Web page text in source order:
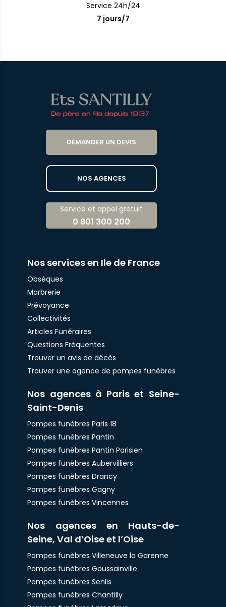
Service 24h/24
7 jours/7
DEMANDER UN DEVIS
NOS AGENCES
Service et appel gratuit
0 801 300 200
Nos services en Ile de France
Obsèques
Marbrerie
Prévoyance
Collectivités
Articles Funéraires
Questions Fréquentes
Trouver un avis de décès
Trouver une agence de pompes funèbres
Nos agences à Paris et Seine-
Saint-Denis
Pompes funèbres Paris 18
Pompes funèbres Pantin
Pompes funèbres Pantin Parisien
Pompes funèbres Aubervilliers
Pompes funèbres Drancy
Pompes funèbres Gagny
Pompes funèbres Vincennes
Nos agences en Hauts-de-
Seine, Val d’Oise et l’Oise
Pompes funèbres Villeneuve la Garenne
Pompes funèbres Goussainville
Pompes funèbres Senlis
Pompes funèbres Chantilly